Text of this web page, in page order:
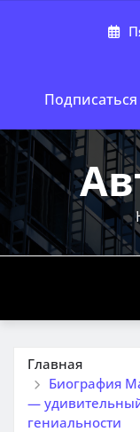
Подписаться
Главная
Биография
— удивительный
гениальности